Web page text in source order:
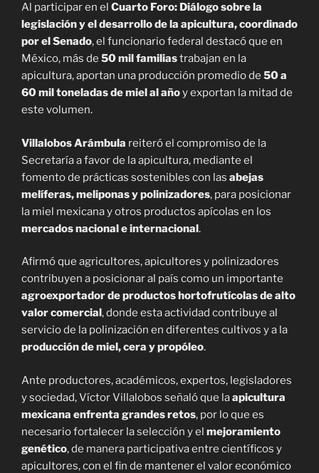
Al participar en el Cuarto Foro: Diálogo sobre la
legislación y el desarrollo de la apicultura, coordinado
por el Senado, el funcionario federal destacó que en
México, más de 50 mil familiastrabajan en la
apicultura, aportan una producción promedio de 50 a
60 mil toneladas de miel al añoy exportan la mitad de
este volumen.
Villalobos Arámbula reiteró el compromiso de la
Secretaría a favor de la apicultura, mediante el
fomento de prácticas sostenibles con las abejas
melíferas, meliponas y polinizadores, para posicionar
la miel mexicana y otros productos apícolas en los
mercados nacional e internacional.
Afirmó que agricultores, apicultores y polinizadores
contribuyen a posicionar al país como un importante
agroexportador de productos hortofrutícolas de alto
valor comercial, donde esta actividad contribuye al
servicio de la polinización en diferentes cultivos y a la
producción de miel, cera y propóleo.
Ante productores, académicos, expertos, legisladores
y sociedad, Víctor Villalobos señaló que laapicultura
mexicana enfrenta grandes retos, por lo que es
necesario fortalecer la selección y el mejoramiento
genético, de manera participativa entre científicos y
apicultores, con el fin de mantener el valor económico